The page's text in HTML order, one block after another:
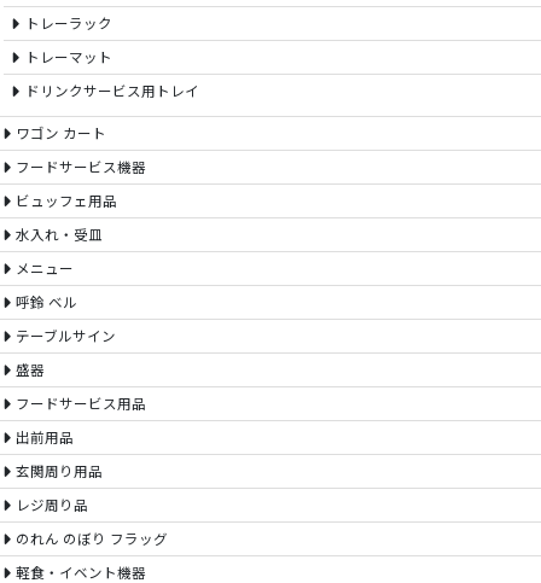
トレーラック
トレーマット
ドリンクサービス用トレイ
ワゴン カート
フードサービス機器
ビュッフェ用品
水入れ・受皿
メニュー
呼鈴 ベル
テーブルサイン
盛器
フードサービス用品
出前用品
玄関周り用品
レジ周り品
のれん のぼり フラッグ
軽食・イベント機器